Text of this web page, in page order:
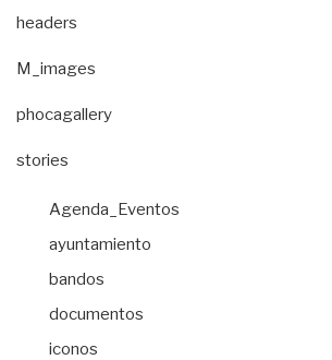
headers
M_images
phocagallery
stories
Agenda_Eventos
ayuntamiento
bandos
documentos
iconos